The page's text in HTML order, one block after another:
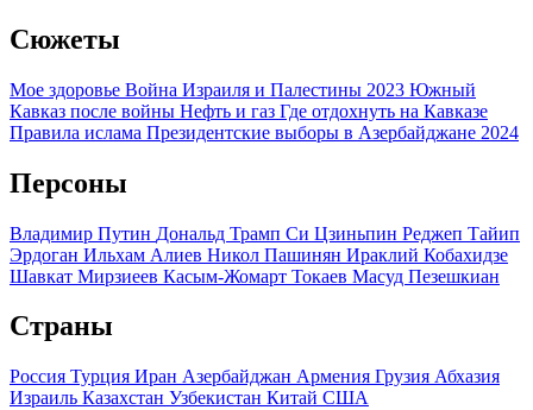
Сюжеты
Мое здоровье Война Израиля и Палестины 2023 Южный
Кавказ после войны Нефть и газ Где отдохнуть на Кавказе
Правила ислама Президентские выборы в Азербайджане 2024
Персоны
Владимир Путин Дональд Трамп Си Цзиньпин Реджеп Тайип
Эрдоган Ильхам Алиев Никол Пашинян Ираклий Кобахидзе
Шавкат Мирзиеев Касым-Жомарт Токаев Масуд Пезешкиан
Страны
Россия Турция Иран Азербайджан Армения Грузия Абхазия
Израиль Казахстан Узбекистан Китай США